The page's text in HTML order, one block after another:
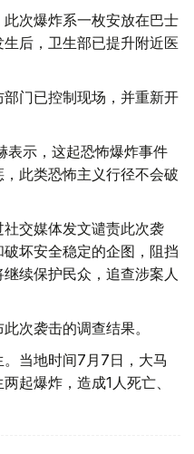
次爆炸系一枚安放在巴士
后，卫生部已提升附近医
门已控制现场，并重新开
表示，这起恐怖爆炸事件
此类恐怖主义行径不会破
交媒体发文谴责此次袭
坏安全稳定的企图，阻挡
续保护民众，追查涉案人
次袭击的调查结果。
当地时间7月7日，大马
起爆炸，造成1人死亡、